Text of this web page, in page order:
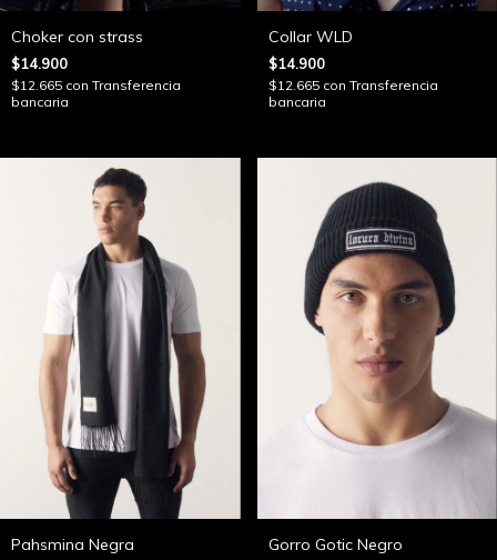
Choker con strass
$14.900
$12.665 con Transferencia
bancaria
Collar WLD
$14.900
$12.665 con Transferencia
bancaria
Pahsmina Negra Gorro Gotic Negro